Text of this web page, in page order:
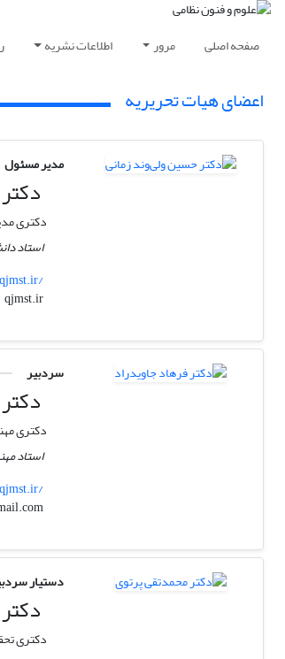
صفحه اصلی مرور اطلاعات نشریه
اعضای هیات تحریریه
مدیر مسئول
دکتری
استاد
info
qjmst.ir
سردبیر
دکتری
استاد
f.javidrad
دستیار
دکتری